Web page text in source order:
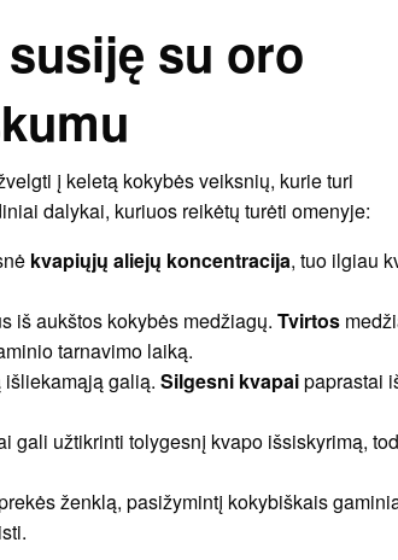
su oro
į keletą kokybės veiksnių, kurie turi
dalykai, kuriuos reikėtų turėti omenyje:
kvapiųjų aliejų koncentracija, tuo ilgiau
iš aukštos kokybės medžiagų. Tvirtos
tarnavimo laiką.
galią. Silgesni kvapaipaprastai
gali užtikrinti tolygesnį kvapo išsiskyrimą,
ženklą, pasižymintį kokybiškais